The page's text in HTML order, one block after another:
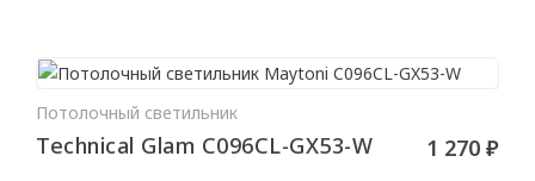
Гибкие
Декоративные
Потолочный светильник
Technical Glam C096CL-GX53-W 1 270 ₽